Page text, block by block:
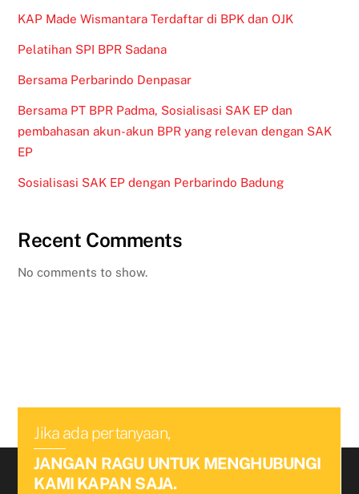
KAP Made Wismantara Terdaftar di BPK dan OJK
Pelatihan SPI BPR Sadana
Bersama Perbarindo Denpasar
Bersama PT BPR Padma, Sosialisasi SAK EP dan
pembahasan akun-akun BPR yang relevan dengan SAK
EP
Sosialisasi SAK EP dengan Perbarindo Badung
Recent Comments
No comments to show.
Jika ada pertanyaan,
JANGAN RAGU UNTUK MENGHUBUNGI
KAMI KAPAN SAJA.